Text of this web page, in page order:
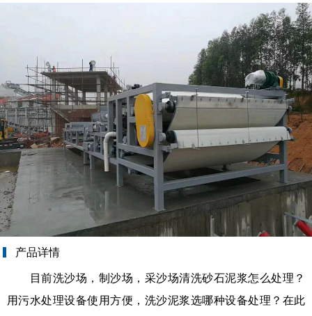
产品详情
目前洗沙场，制沙场，采沙场清洗砂石泥浆怎么处理？
用污水处理设备使用方便，洗沙泥浆选哪种设备处理？在此